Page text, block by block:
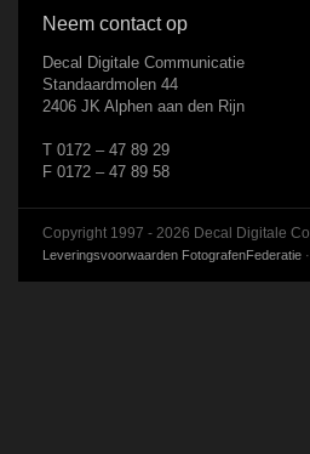
Neem contact op
Decal Digitale Communicatie
Standaardmolen 44
2406 JK Alphen aan den Rijn
T 0172 – 47 89 29
F 0172 – 47 89 58
Copyright 1997 - 2026 Decal Digitale
Leveringsvoorwaarden FotografenFederatie ·